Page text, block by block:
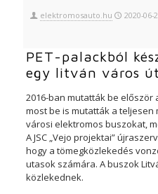
elektromosauto.hu 2020-06-
PET-palackból
egy litván város
2016-ban mutatták be először
most be is mutatták a
városi elektromos buszokat,
A JSC „Vejo projektai”
hogy a tömegközlekedés
utasok számára. A buszok
közlekednek.